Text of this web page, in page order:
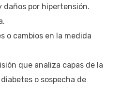
por hipertensión.
o cambios en la medida
que analiza capas de la
o sospecha de